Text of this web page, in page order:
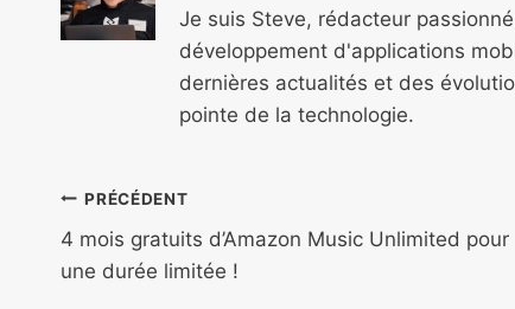
Je suis Steve, rédacteur
développement d'applications
dernières actualités et des
pointe de la technologie.
Navigation
de
PRÉCÉDENT
4 mois gratuits d’Amazon Music Unlimited pour
une durée limitée !